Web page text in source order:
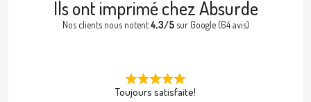
Ils ont imprimé chez Absurde
Nos clients nous notent4,3/5sur Google (64 avis)
Toujours satisfaite!